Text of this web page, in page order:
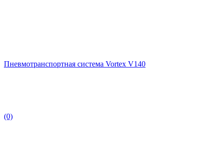
Пневмотранспортная система Vortex V140
(0)